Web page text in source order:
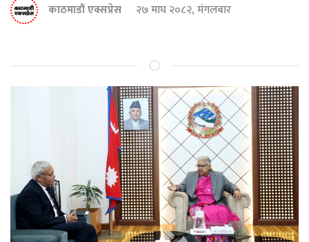
काठमाडौं एक्सप्रेस २७ माघ २०८२, मंगलबार